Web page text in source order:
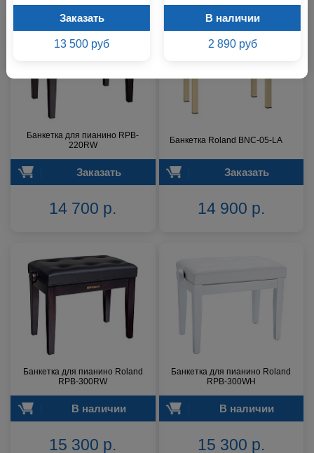
Заказать
13 500 руб
В наличии
2 890 руб
Банкетка для пианино RPB-
220RW
Заказать
14 700 р.
Банкетка Roland BNC-05-LA
Заказать
14 900 р.
Банкетка для пианино Roland
RPB-300RW
В наличии
15 300 р.
Банкетка для пианино Roland
RPB-300WH
В наличии
15 300 р.